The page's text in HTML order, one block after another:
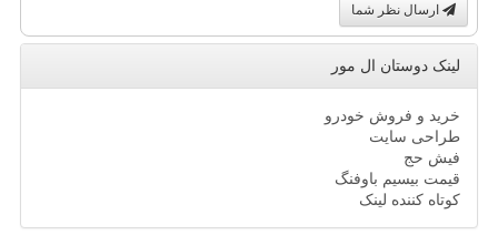
ارسال نظر شما
لینک دوستان ال مور
خرید و فروش خودرو
طراحی سایت
فیش حج
قیمت بیسیم باوفنگ
کوتاه کننده لینک